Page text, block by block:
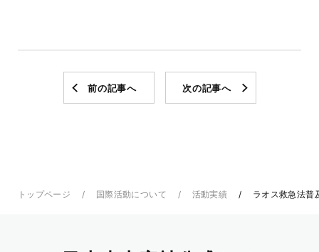
前の記事へ 次の記事へ
トップページ 国際活動について 活動実績 ラオス救急法普